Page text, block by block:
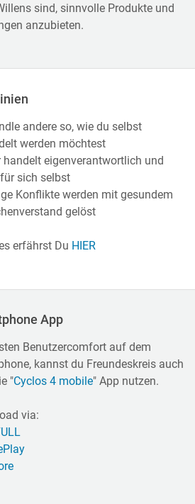
sind, sinnvolle Produkte und
anzubieten.
andere so, wie du selbst
werden möchtest
handelt eigenverantwortlich und
sich selbst
Konflikte werden mit gesundem
gelöst
erfährst Du HIER
App
Benutzercomfort auf dem
kannst du Freundeskreis auch
"Cyclos 4 mobile" App nutzen.
via: